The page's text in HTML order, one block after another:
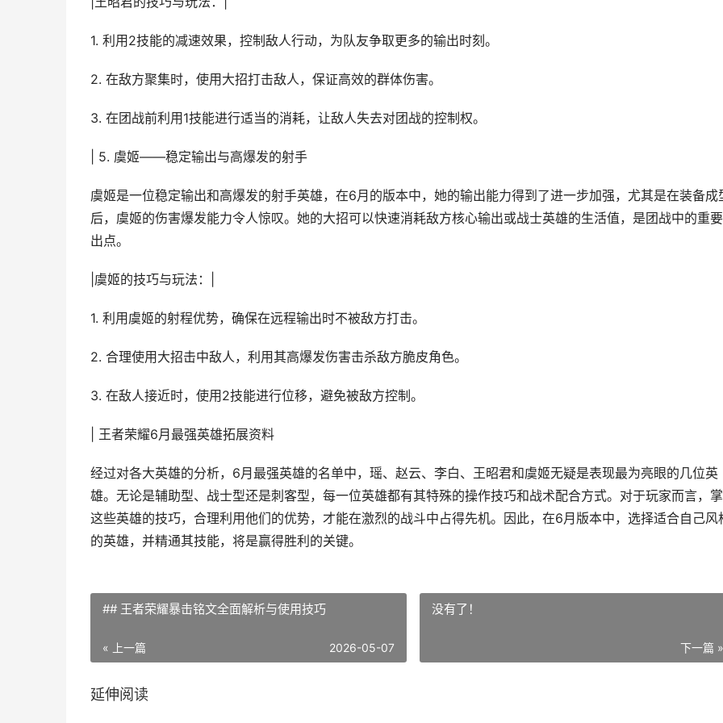
1. 利用2技能的减速效果，控制敌人行动，为队友争取更多的输出时刻。
2. 在敌方聚集时，使用大招打击敌人，保证高效的群体伤害。
3. 在团战前利用1技能进行适当的消耗，让敌人失去对团战的控制权。
| 5. 虞姬——稳定输出与高爆发的射手
虞姬是一位稳定输出和高爆发的射手英雄，在6月的版本中，她的输出能力得到了进一步加强，尤其是在装备成
后，虞姬的伤害爆发能力令人惊叹。她的大招可以快速消耗敌方核心输出或战士英雄的生活值，是团战中的重
出点。
|虞姬的技巧与玩法：|
1. 利用虞姬的射程优势，确保在远程输出时不被敌方打击。
2. 合理使用大招击中敌人，利用其高爆发伤害击杀敌方脆皮角色。
3. 在敌人接近时，使用2技能进行位移，避免被敌方控制。
| 王者荣耀6月最强英雄拓展资料
经过对各大英雄的分析，6月最强英雄的名单中，瑶、赵云、李白、王昭君和虞姬无疑是表现最为亮眼的几位英
雄。无论是辅助型、战士型还是刺客型，每一位英雄都有其特殊的操作技巧和战术配合方式。对于玩家而言，
这些英雄的技巧，合理利用他们的优势，才能在激烈的战斗中占得先机。因此，在6月版本中，选择适合自己风
的英雄，并精通其技能，将是赢得胜利的关键。
## 王者荣耀暴击铭文全面解析与使用技巧
« 上一篇 2026-05-07
没有了！
下一篇 »
延伸阅读